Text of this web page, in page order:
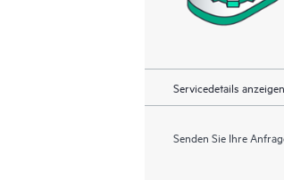
Servicedetails anzeigen
Senden Sie Ihre